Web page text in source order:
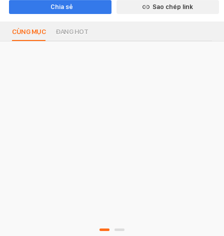
Chia sẻ Sao chép link
CÙNG MỤC ĐANG HOT